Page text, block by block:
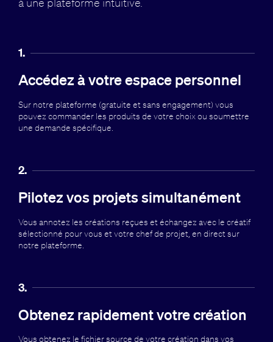
1.
Accédez à votre espace personnel
Sur notre plateforme (gratuite et sans engagement) vous
pouvez commander les produits de votre choix ou soumettre
une demande spécifique.
2.
Pilotez vos projets simultanément
Vous annotez les créations reçues et échangez avec le créatif
sélectionné pour vous et votre chef de projet, en direct sur
notre plateforme.
3.
Obtenez rapidement votre création
Vous obtenez le fichier source de votre création dans vos